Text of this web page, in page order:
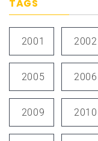
TAGS
2001 2002
2005 2006
2009 2010